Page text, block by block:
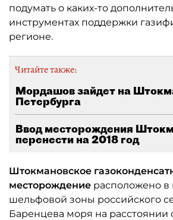
подумать о каких-то
инструментах поддержки
регионе.
Читайте также:
Мордашов зайдет на
Петербурга
Ввод месторождения
перенести на 2018 год
Штокмановское
месторождение расположено в
шельфовой зоны российского
Баренцева моря на расстоянии